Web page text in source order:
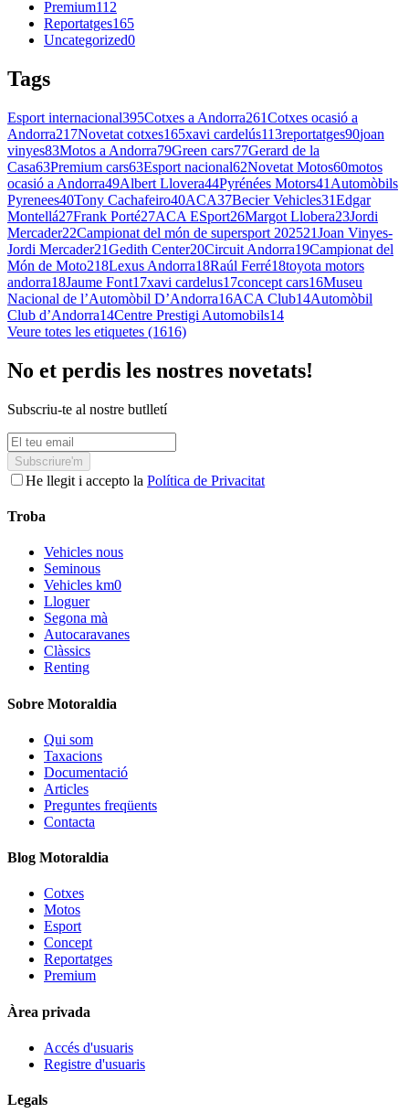
Premium112
Reportatges165
Uncategorized0
Tags
Esport internacional395Cotxes a Andorra261Cotxes ocasió a
Andorra217Novetat cotxes165xavi cardelús113reportatges90joan
vinyes83Motos a Andorra79Green cars77Gerard de la
Casa63Premium cars63Esport nacional62Novetat Motos60motos
ocasió a Andorra49Albert Llovera44Pyrénées Motors41 Automòbils
Pyrenees40Tony Cachafeiro40ACA37Becier Vehicles31Edgar
Montellá27Frank Porté27ACA ESport26Margot Llobera23Jordi
Mercader22Campionat del món de supersport 202521Joan Vinyes-
Jordi Mercader21Gedith Center20Circuit Andorra19Campionat del
Món de Moto218Lexus Andorra18Raúl Ferré18toyota motors
andorra18Jaume Font17xavi cardelus17concept cars16Museu
Nacional de l’Automòbil D’Andorra16ACA Club14Automòbil
Club d’Andorra14Centre Prestigi Automobils14
Veure totes les etiquetes (1616)
No et perdis les nostres novetats!
Subscriu-te al nostre butlletí
Subscriure'm
He llegit i accepto la Política de Privacitat
Troba
Vehicles nous
Seminous
Vehicles km0
Lloguer
Segona mà
Autocaravanes
Clàssics
Renting
Sobre Motoraldia
Qui som
Taxacions
Documentació
Articles
Preguntes freqüents
Contacta
Blog Motoraldia
Cotxes
Motos
Esport
Concept
Reportatges
Premium
Àrea privada
Accés d'usuaris
Registre d'usuaris
Legals